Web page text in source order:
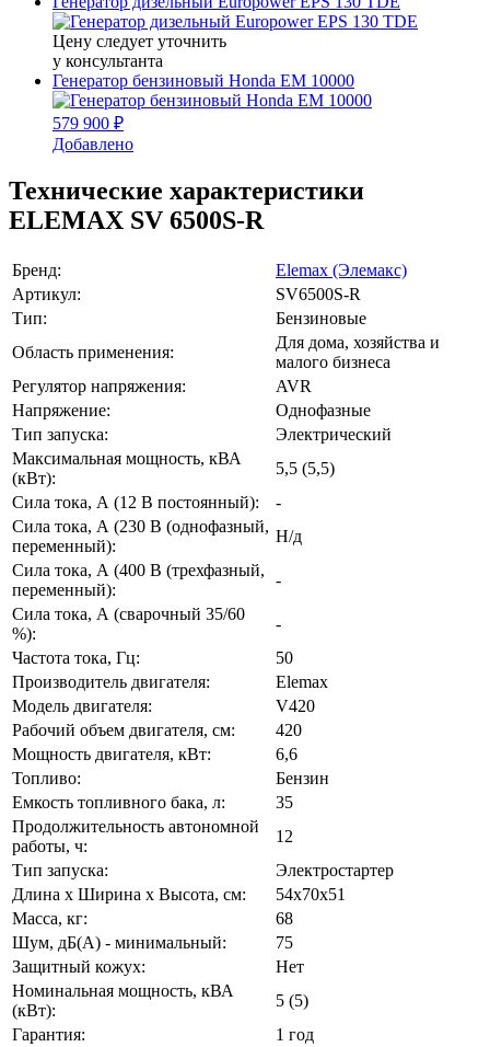
Цену следует уточнить
у консультанта
Генератор бензиновый Honda EM 10000
579 900 ₽
Добавлено
Технические характеристики
ELEMAX SV 6500S-R
Бренд:
Elemax (Элемакс)
Артикул:
SV6500S-R
Тип:
Бензиновые
Область применения:
Для дома, хозяйства и
малого бизнеса
Регулятор напряжения:
AVR
Напряжение:
Однофазные
Тип запуска:
Электрический
Максимальная мощность, кВА
(кВт):
5,5 (5,5)
Сила тока, А (12 В постоянный):
-
Сила тока, А (230 В (однофазный,
переменный):
Н/д
Сила тока, А (400 В (трехфазный,
переменный):
-
Сила тока, А (сварочный 35/60
%):
-
Частота тока, Гц:
50
Производитель двигателя:
Elemax
Модель двигателя:
V420
Рабочий объем двигателя, см:
420
Мощность двигателя, кВт:
6,6
Топливо:
Бензин
Емкость топливного бака, л:
35
Продолжительность автономной
работы, ч:
12
Тип запуска:
Электростартер
Длина х Ширина х Высота, см:
54х70х51
Масса, кг:
68
Шум, дБ(А) - минимальный:
75
Защитный кожух:
Нет
Номинальная мощность, кВА
(кВт):
5 (5)
Гарантия:
1 год